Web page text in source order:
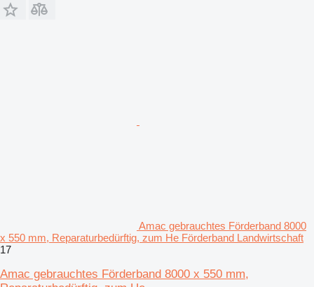
Amac gebrauchtes Förderband 8000
x 550 mm, Reparaturbedürftig, zum He Förderband Landwirtschaft
17
Amac gebrauchtes Förderband 8000 x 550 mm,